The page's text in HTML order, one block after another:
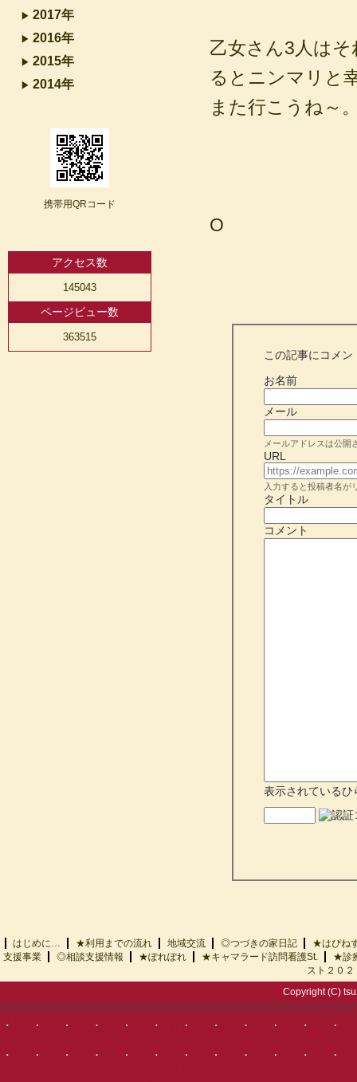
乙女さん3人は
るとニンマリと
また行こうね～
O
この記事にコメン
お名前
メール
メールアドレスは公開
URL
入力すると投稿者名が
タイトル
コメント
表示されているひ
2017年
2016年
2015年
2014年
携帯用QRコード
アクセス数
145043
ページビュー数
363515
はじめに… ★利用までの流れ 地域交流 ◎つづきの家日記
★はぴ
支援事業
◎相談支援情報 ★ぽれぽれ ★キャマラード訪問看護St.
★診
スト２０２
Copyright (C)